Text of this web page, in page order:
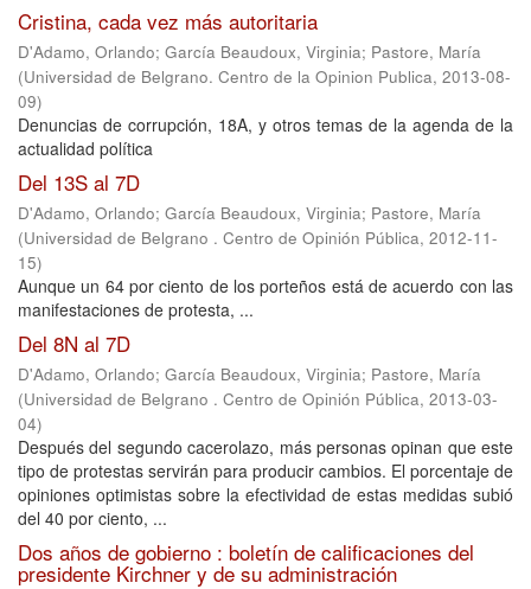
Cristina, cada vez más autoritaria
D'Adamo, Orlando; García Beaudoux, Virginia; Pastore, María
(Universidad de Belgrano. Centro de la Opinion Publica, 2013-08-
09)
Denuncias de corrupción, 18A, y otros temas de la agenda de la
actualidad política
Del 13S al 7D
D'Adamo, Orlando; García Beaudoux, Virginia; Pastore, María
(Universidad de Belgrano . Centro de Opinión Pública, 2012-11-
15)
Aunque un 64 por ciento de los porteños está de acuerdo con las
manifestaciones de protesta, ...
Del 8N al 7D
D'Adamo, Orlando; García Beaudoux, Virginia; Pastore, María
(Universidad de Belgrano . Centro de Opinión Pública, 2013-03-
04)
Después del segundo cacerolazo, más personas opinan que este
tipo de protestas servirán para producir cambios. El porcentaje de
opiniones optimistas sobre la efectividad de estas medidas subió
del 40 por ciento, ...
Dos años de gobierno : boletín de calificaciones del
presidente Kirchner y de su administración